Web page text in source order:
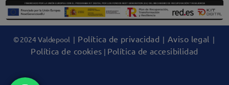
© 2024 Valdepool | Política de privacidad | Aviso legal |
Política de cookies | Política de accesibilidad